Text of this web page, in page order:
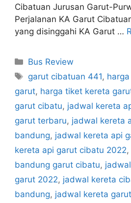
Cibatuan Jurusan Garut-
Perjalanan KA Garut
yang disinggahi KA Garut …
Categories
Bus Review
Tags
garut cibatuan 441,
garut, harga tiket kereta
garut cibatu, jadwal kereta
garut terbaru, jadwal kereta
bandung, jadwal kereta api
kereta api garut cibatu 2022,
bandung garut cibatu,
garut 2022, jadwal kereta
bandung, jadwal kereta